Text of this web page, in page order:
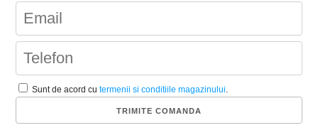
Sunt de acord cutermenii si conditiile magazinului.